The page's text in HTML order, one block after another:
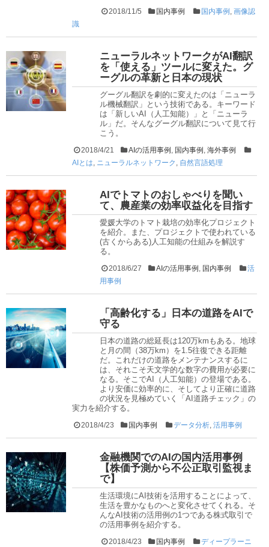
2018/11/5 国内事例 国内事例 ,画像認
識
ニューラルネットワークがAI翻訳
を「使える」ツールに変えた。グ
ーグルの革新と日本の現状
グーグル翻訳を劇的に変えたのは「ニューラ
ル機械翻訳」という技術である。キーワード
は「新しいAI（人工知能）」と「ニューラ
ル」だ。そんなグーグル翻訳について見て行
こう。
2018/4/21 AIの活用事例 , 国内事例 ,海外事例
AIとは, ニューラルネットワーク , 自然言語処理
AIでトマトのおしゃべりを聞い
て、農産業の効率収益化を目指す
愛媛大学のトマト栽培の効率化プロジェクト
を紹介。また、プロジェクトで使われている
(古くからある)人工知能の仕組みを解説す
る。
2018/6/27 AIの活用事例 , 国内事例
活
用事例
「高齢化する」日本の道路をAIで
守る
日本の道路の総延長は120万kmもある。地球
と月の間（38万km）を1.5往復できる距離
だ。これだけの道路をメンテナンスするに
は、それこそ天文学的な数字の費用が必要に
なる。そこでAI（人工知能）の登場である。
より安価に効率的に、そしてより正確に道路
の状況を見極めていく「AI道路チェック」の
実力を紹介する。
2018/4/23 国内事例 データ分析,活用事例
金融機関でのAIの国内活用事例
【株価予測から不公正取引監視ま
で】
生活環境にAI技術を活用することによって、
生活を豊かなものへと変化させてくれる。そ
んなAI技術の活用例の1つである株式取引で
の活用事例を紹介する。
2018/4/23 国内事例
ディープラーニ